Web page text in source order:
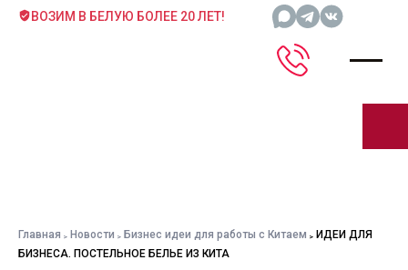
ВОЗИМ В БЕЛУЮ БОЛЕЕ 20 ЛЕТ!
Главная Новости Бизнес идеи для работы с Китаем
ИДЕИ ДЛЯ
БИЗНЕСА. ПОСТЕЛЬНОЕ БЕЛЬЕ ИЗ КИТА